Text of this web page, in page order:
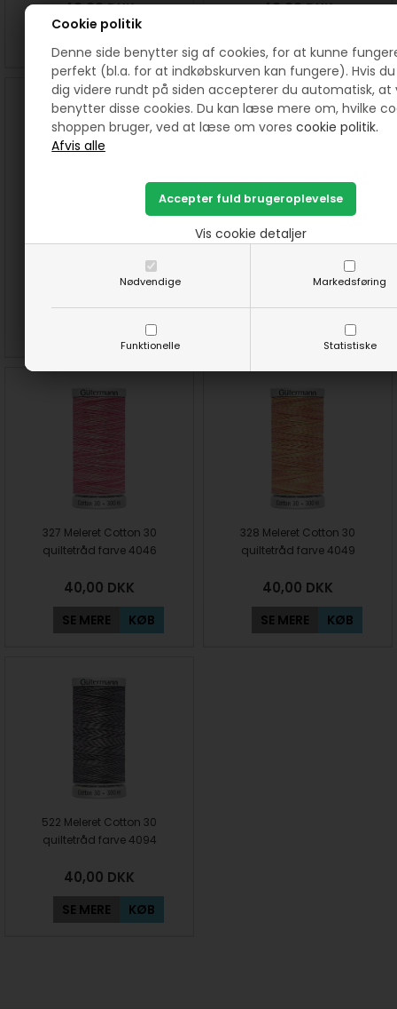
Cookie politik
Denne side benytter sig af cookies, for at kunne
perfekt (bl.a. for at indkøbskurven kan fungere). Hvis du
dig videre rundt på siden accepterer du automatisk, at
benytter disse cookies. Du kan læse mere om, hvilke
shoppen bruger, ved at læse om vorescookie politik.
Nødvendige Markedsføring
Funktionelle Statistiske
Vis cookie detaljer
40,00DKK 40,00DKK
324 Meleret Cotton 30
quiltetråd farve 4043
KØB
326 Meleret Cotton 30
quiltetråd farve 4025
KØB
327 Meleret Cotton 30
quiltetråd farve 4046
40,00 DKK
SE MERE KØB
328 Meleret Cotton 30
quiltetråd farve 4049
40,00 DKK
SE MERE KØB
522 Meleret Cotton 30
quiltetråd farve 4094
40,00 DKK
SE MERE KØB